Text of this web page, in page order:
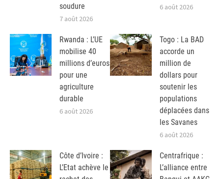
soudure
7 août 2026
6 août 2026
Rwanda : L’UE
mobilise 40
millions d’euros
pour une
agriculture
durable
6 août 2026
Togo : La BAD
accorde un
million de
dollars pour
soutenir les
populations
déplacées dans
les Savanes
6 août 2026
Côte d’Ivoire :
L’Etat achève le
Centrafrique :
L’alliance entre